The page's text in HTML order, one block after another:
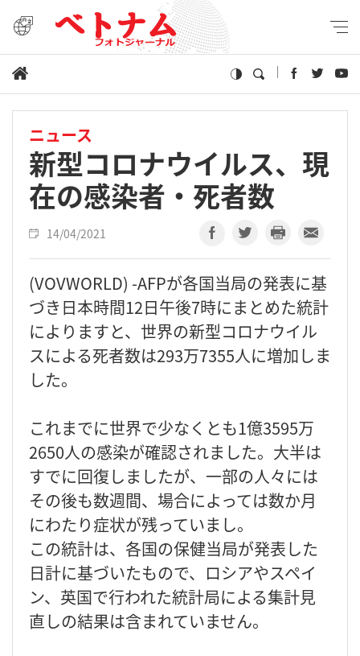
ニュース
新型コロナウイルス、現
在の感染者・死者数
14/04/2021
(VOVWORLD) -AFPが各国当局の発表に基
づき日本時間12日午後7時にまとめた統計
によりますと、世界の新型コロナウイル
スによる死者数は293万7355人に増加しま
した。
これまでに世界で少なくとも1億3595万
2650人の感染が確認されました。大半は
すでに回復しましたが、一部の人々には
その後も数週間、場合によっては数か月
にわたり症状が残っていまし。
この統計は、各国の保健当局が発表した
日計に基づいたもので、ロシアやスペイ
ン、英国で行われた統計局による集計見
直しの結果は含まれていません。